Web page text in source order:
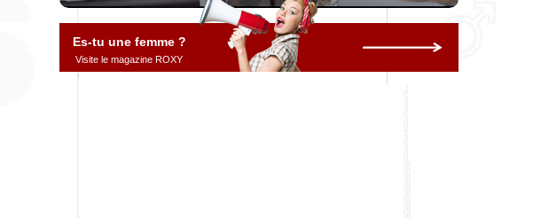
Es-tu une femme ?
Visite le magazine ROXY